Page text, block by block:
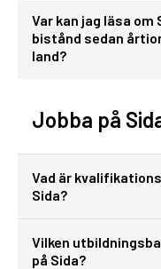
Var kan jag läsa
bistånd sedan
land?
Jobba på
Vad är
Sida?
Vilken
på Sida?